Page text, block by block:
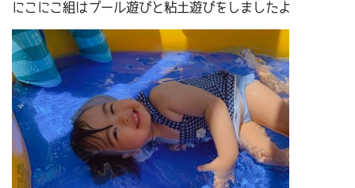
にこにこ組はプール遊びと粘土遊びをしましたよ